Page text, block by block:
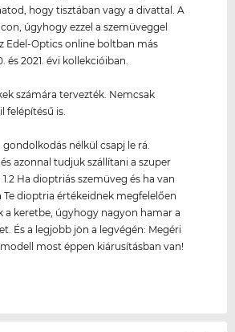
hogy tisztában vagy a divattal. A
úgyhogy ezzel a szemüveggel
Edel-Optics online boltban más
és 2021. évi kollekcióiban.
számára tervezték. Nemcsak
felépítésű is.
nélkül csapj le rá.
azonnal tudjuk szállítani a szuper
Ha dioptriás szemüveg és ha van
dioptria értékeidnek megfelelően
a keretbe, úgyhogy nagyon hamar a
És a legjobb jön a legvégén: Megéri
most éppen kiárusításban van!